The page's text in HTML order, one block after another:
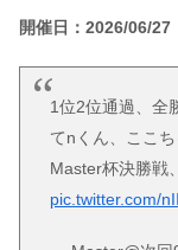
開催日：2026/06/
1位2位通過、全
てnくん、ここ
Master杯決勝戦
pic.twitter.com/